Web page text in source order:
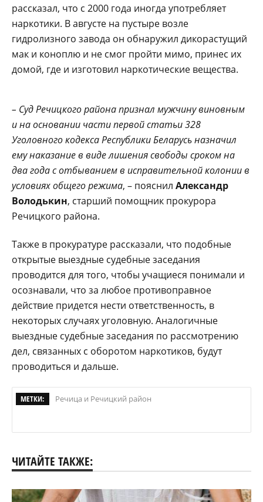
рассказал, что с 2000 года иногда употребляет
наркотики. В августе на пустыре возле
гидролизного завода он обнаружил дикорастущий
мак и коноплю и не смог пройти мимо, принес их
домой, где и изготовил наркотические вещества.
– Суд Речицкого района признал мужчину виновным
и на основании части первой статьи 328
Уголовного кодекса Республики Беларусь назначил
ему наказание в виде лишения свободы сроком на
два года с отбыванием в исправительной колонии в
условиях общего режима, – пояснил Александр
Володькин, старший помощник прокурора
Речицкого района.
Также в прокуратуре рассказали, что подобные
открытые выездные судебные заседания
проводится для того, чтобы учащиеся понимали и
осознавали, что за любое противоправное
действие придется нести ответственность, в
некоторых случаях уголовную. Аналогичные
выездные судебные заседания по рассмотрению
дел, связанных с оборотом наркотиков, будут
проводиться и дальше.
МЕТКИ: Речица и Речицкий район
ЧИТАЙТЕ ТАКЖЕ: